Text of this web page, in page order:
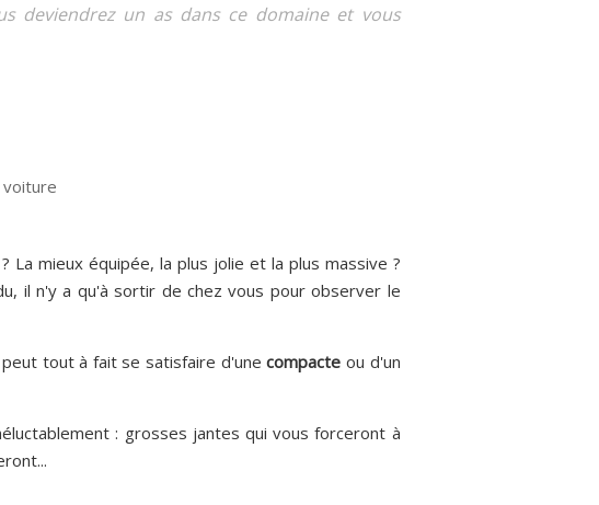
deviendrez un as dans ce domaine et vous
La mieux équipée, la plus jolie et la plus massive ?
il n'y a qu'à sortir de chez vous pour observer le
tout à fait se satisfaire d'unecompacte ou d'un
: grosses jantes qui vous forceront à